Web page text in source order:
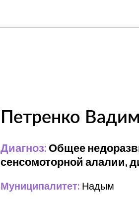
Петренко Вадим
Диагноз: Общее
сенсомоторной алалии,
Муниципалитет: Надым